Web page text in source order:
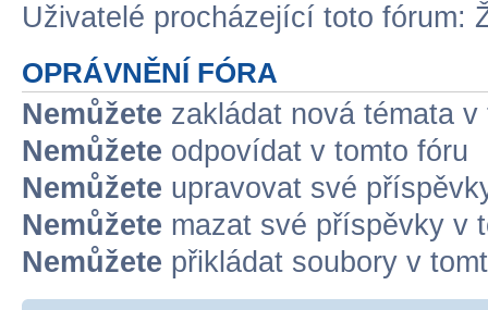
Uživatelé procházející toto fórum:
OPRÁVNĚNÍ FÓRA
Nemůžete zakládat nová témata v
Nemůžete odpovídat v tomto fóru
Nemůžete upravovat své
Nemůžete mazat své příspěvky v
Nemůžete přikládat soubory v